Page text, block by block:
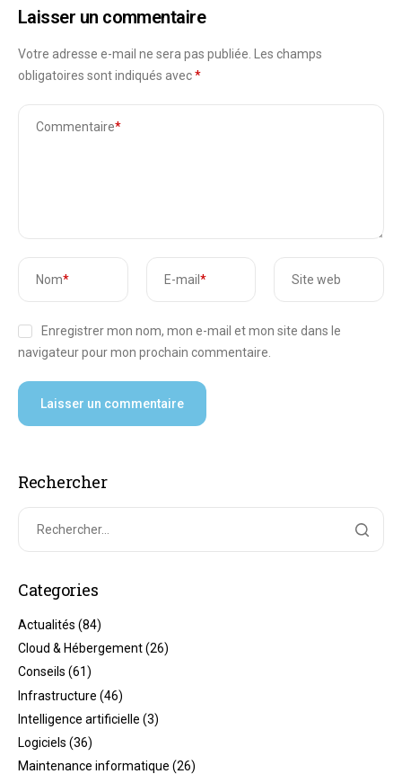
Laisser un commentaire
Votre adresse e-mail ne sera pas publiée.
Les champs
obligatoires sont indiqués avec*
Commentaire*
Nom* E-mail * Site web
Enregistrer mon nom, mon e-mail et mon site dans le
navigateur pour mon prochain commentaire.
Rechercher
Categories
Actualités (84)
Cloud & Hébergement(26)
Conseils (61)
Infrastructure (46)
Intelligence artificielle (3)
Logiciels (36)
Maintenance informatique (26)